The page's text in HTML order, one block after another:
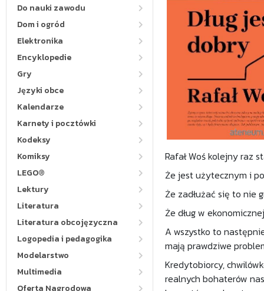
Do nauki zawodu
Dom i ogród
Elektronika
Encyklopedie
Gry
Języki obce
Kalendarze
Karnety i pocztówki
Kodeksy
Komiksy
LEGO®
Lektury
Literatura
Literatura obcojęzyczna
Logopedia i pedagogika
Modelarstwo
Multimedia
Oferta Nagrodowa
Rafał Woś kolejny raz
Że jest użytecznym i
Że zadłużać się to nie
Że dług w
A wszystko to
mają prawdziwe
Kredytobiorcy,
realnych bohaterów